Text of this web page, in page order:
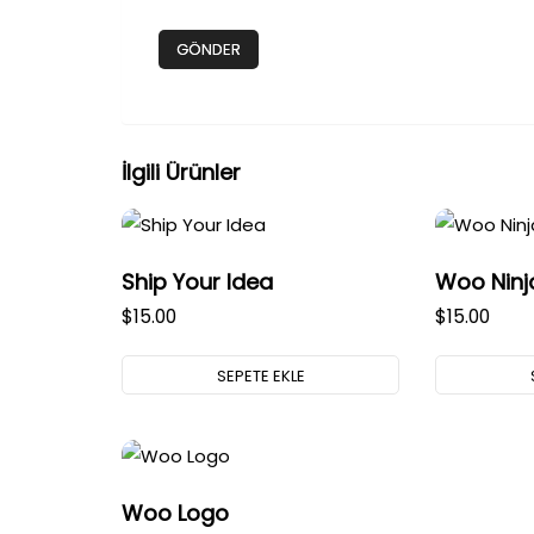
İlgili Ürünler
Ship Your Idea
$15.00
SEPETE EKLE
Woo
$15.00
Woo Logo